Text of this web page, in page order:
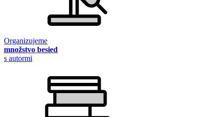
Organizujeme
množstvo besied
s autormi